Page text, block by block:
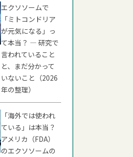
エクソソームで
「ミトコンドリア
が元気になる」っ
て本当？ ― 研究で
言われていること
と、まだ分かって
いないこと（2026
年の整理）
「海外では使われ
ている」は本当？
アメリカ（FDA）
のエクソソームの